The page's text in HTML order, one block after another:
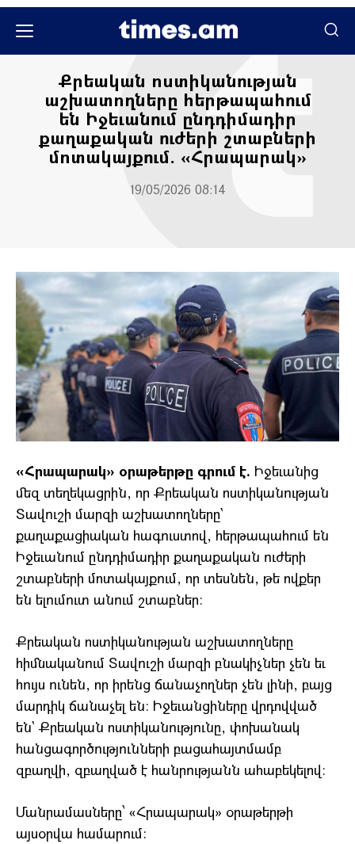
Քրեական ոստիկանության
աշխատողները հերթապահում
են Իջեւանում ընդդիմադիր
քաղաքական ուժերի շտաբների
մոտակայքում. «Հրապարակ»
19/05/2026 08:14
«Հրապարակ» օրաթերթը գրում է. Իջեւանից
մեզ տեղեկացրին, որ Քրեական ոստիկանության
Տավուշի մարզի աշխատողները`
քաղաքացիական հագուստով, հերթապահում են
Իջեւանում ընդդիմադիր քաղաքական ուժերի
շտաբների մոտակայքում, որ տեսնեն, թե ովքեր
են ելումուտ անում շտաբներ։
Քրեական ոստիկանության աշխատողները
հիմնականում Տավուշի մարզի բնակիչներ չեն եւ
հույս ունեն, որ իրենց ճանաչողներ չեն լինի, բայց
մարդիկ ճանաչել են։ Իջեւանցիները վրդովված
են` Քրեական ոստիկանությունը, փոխանակ
հանցագործությունների բացահայտմամբ
զբաղվի, զբաղված է հանրությանն ահաբեկելով։
Մանրամասները՝ «Հրապարակ» օրաթերթի
այսօրվա համարում: